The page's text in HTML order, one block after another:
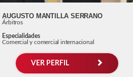
AUGUSTO MANTILLA SERRANO
Árbitros
Especialidades
Comercial y comercial internacional
VER PERFIL